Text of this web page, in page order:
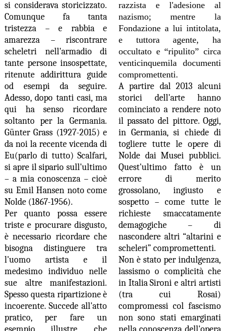
si considerava storicizzato.
Comunque fa tanta
tristezza – e rabbia e
amarezza – riscontrare
scheletri nell'armadio di
tante persone insospettate,
ritenute addirittura guide
od esempi da seguire.
Adesso, dopo tanti casi, ma
qui ha senso ricordare
soltanto per la Germania.
Günter Grass (1927-2015) e
da noi la recente vicenda di
Eu(parlo di tutto) Scalfari,
si apre il sipario sull'ultimo
– a mia conoscenza – cioè
su Emil Hansen noto come
Nolde (1867-1956).
Per quanto possa essere
triste e procurare disgusto,
è necessario ricordare che
bisogna distinguere tra
l'uomo artista e il
medesimo individuo nelle
sue altre manifestazioni.
Spesso questa ripartizione è
incoerente. Succede all'atto
pratico, per fare un
razzista e l'adesione al
nazismo; mentre la
Fondazione a lui intitolata,
e tuttora agente, ha
occultato e “ripulito” circa
venticinquemila documenti
compromettenti.
A partire dal 2013 alcuni
storici dell'arte hanno
cominciato a rendere noto
il passato del pittore. Oggi,
in Germania, si chiede di
togliere tutte le opere di
Nolde dai Musei pubblici.
Quest'ultimo fatto è un
errore di merito
grossolano, ingiusto e
sospetto – come tutte le
richieste smaccatamente
demagogiche – di
nascondere altri “altarini e
scheleri” compromettenti.
Non è stato per indulgenza,
lassismo o complicità che
in Italia Sironi e altri artisti
(tra cui Rosai)
compromessi col fascismo
non sono stati emarginati